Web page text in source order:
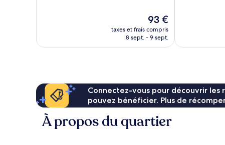
Le
nouveau
prix
93 €
taxes et frais compris
8 sept. - 9 sept.
Connectez-vous pour découvrir
pouvez bénéficier. Plus de
À propos du quartier